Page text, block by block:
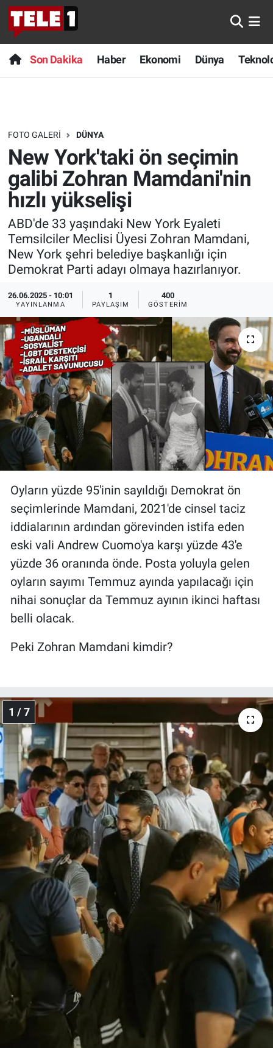
Son Dakika Haber Ekonomi Dünya
FOTO GALERI DÜNYA
New York'taki ön seçimin
galibi Zohran Mamdani'nin
hızlı yükselişi
ABD'de 33 yaşındaki New York Eyaleti
Temsilciler Meclisi Üyesi Zohran Mamdani,
New York şehri belediye başkanlığı için
Demokrat Parti adayı olmaya hazırlanıyor.
26.06.2025 - 10:01
YAYINLANMA
1
PAYLAŞIM
400
GÖSTERIM
Oyların yüzde 95'inin sayıldığı Demokrat ön
seçimlerinde Mamdani, 2021'de cinsel taciz
iddialarının ardından görevinden istifa eden
eski vali Andrew Cuomo'ya karşı yüzde 43'e
yüzde 36 oranında önde. Posta yoluyla gelen
oyların sayımı Temmuz ayında yapılacağı için
nihai sonuçlar da Temmuz ayının ikinci haftası
belli olacak.
Peki Zohran Mamdani kimdir?
1 / 7
Anında Manşet
Başka Sohbetler
Bilim turu
Bilim ve Teknoloji Evreni
Doğa Konuşuyor
Dünya
Ege Saati
Ege'den Esintiler
Eğitim
Eğlence
Ekonomi
Forum
Gerçeğin İzinde
Gün Bitiyor
Gün Ortası
Gündem Özel
Günün görüntüsü
Kimdir
Koronavirüs
Kültür Sanat
Ne demişti
Nedir
Popüler
Programlar
Sağlık
Türkiye'nin Geleceği
Türkiye'nin Gündemi
Son Dakika
Haber
Dünya
Teknoloji
Sağlık
Spor
Yayın Akışı
İletişim
Nöbetçi Eczaneler
Hava Durumu
Trafik Durumu
Süper Lig Puan Durumu ve Fikstür
Tüm Manşetler
Son Dakika Haberleri
Haber Arşivi